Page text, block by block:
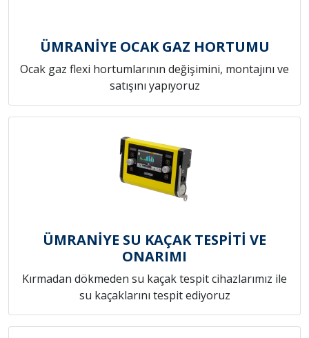
ÜMRANİYE OCAK GAZ HORTUMU
Ocak gaz flexi hortumlarının değişimini, montajını ve
satışını yapıyoruz
ÜMRANİYE SU KAÇAK TESPİTİ VE
ONARIMI
Kırmadan dökmeden su kaçak tespit cihazlarımız ile
su kaçaklarını tespit ediyoruz